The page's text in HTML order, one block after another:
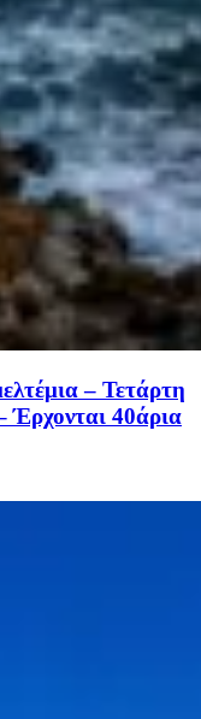
– Τετάρτη
Έρχονται 40άρια